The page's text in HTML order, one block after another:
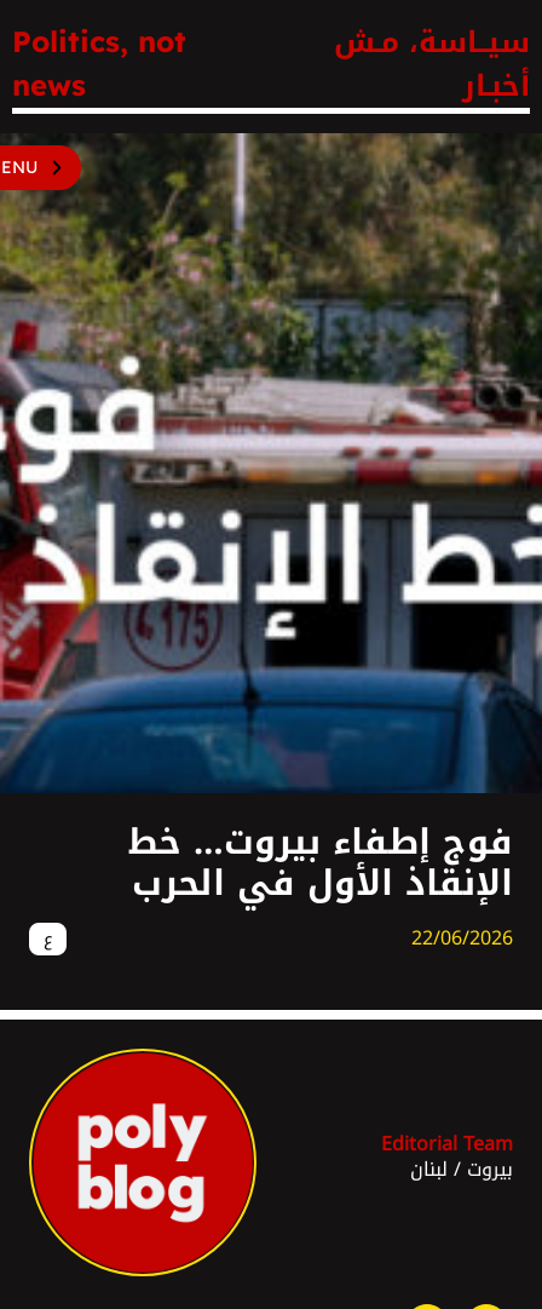
Politics, not
news
سيــاسة، مـش
أخبـار
فوج إطفاء بيروت… خط
الإنقاذ الأول في الحرب
ع 22/06/2026
Editorial Team
بيروت/لبنان